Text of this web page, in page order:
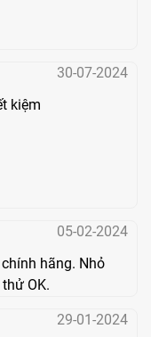
bao gồm pin)
người x 2
30-07-2024
kiệm
05-02-2024
hãng. Nhỏ
OK.
29-01-2024